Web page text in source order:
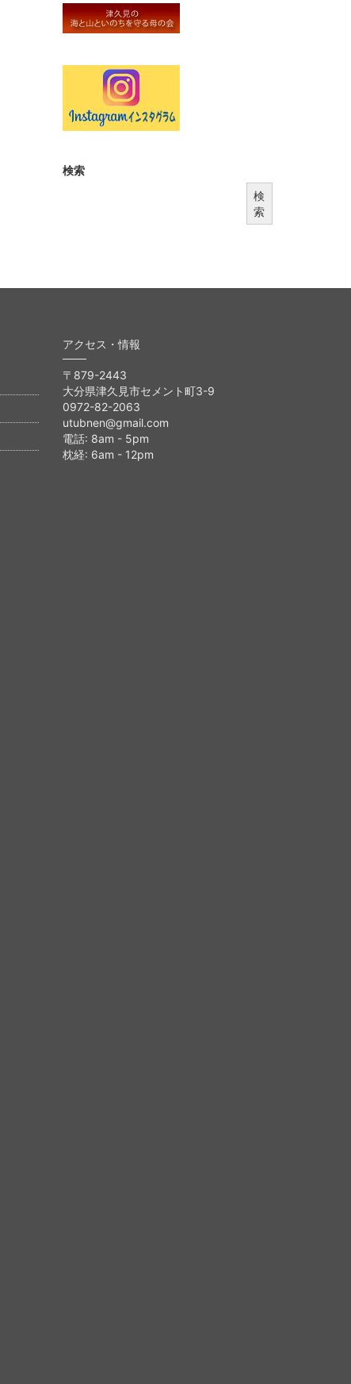
検索
検
索
アクセス・情報
〒879-2443
大分県津久見市セメント町3-9
0972-82-2063
utubnen@gmail.com
電話: 8am - 5pm
枕経: 6am - 12pm